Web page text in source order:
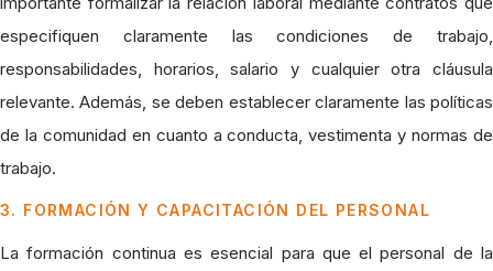
especifiquen claramente las condiciones de trabajo,
responsabilidades, horarios, salario y cualquier otra cláusula
relevante. Además, se deben establecer claramente las políticas
de la comunidad en cuanto a conducta, vestimenta y normas de
trabajo.
3. FORMACIÓN Y CAPACITACIÓN DEL PERSONAL
La formación continua es esencial para que el personal de la